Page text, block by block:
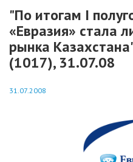
"По итогам I
«Евразия» стала
рынка
(1017), 31.07.08
31.07.2008